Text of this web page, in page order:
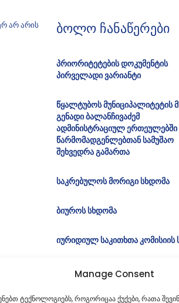
Manage Consent
ტექნოლოგიებს, როგორიცაა ქუქები, რათა
არ არის ბოლო ჩანაწერები
პრიორიტეტების დოკუმენტის
პირველადი ვარიანტი
წყალტუბოს მუნიციპალიტეტის
გენადი ბალანჩივაძემ
ადმინისტრაციულ ერთეულებში
წარმომადგენლებთან სამუშაო
შეხვედრა გამართა
საკრებულოს მორიგი სხდომა
ბიუროს სხდომა
იურიდიულ საკითხთა კომისიის